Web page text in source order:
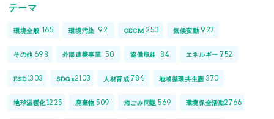
テーマ
環境全般 165 環境汚染 92 OECM 250 気候変動 927
その他 698 外部連携事業 50 協働取組 84 エネルギー 752
ESD1303 SDGs2103 人材育成 784 地域循環共生圏 370
地球温暖化1225 廃棄物 509 海ごみ問題 569 環境保全活動2766